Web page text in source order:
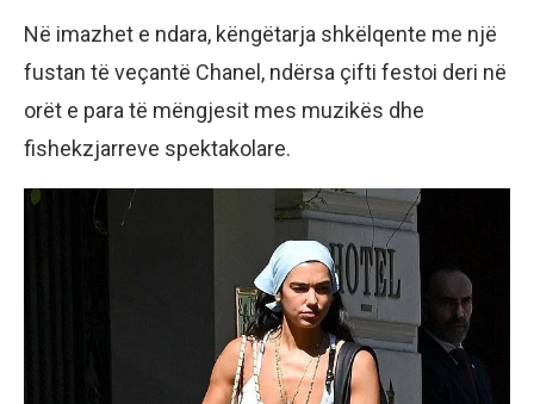
Në imazhet e ndara, këngëtarja shkëlqente me një
fustan të veçantë Chanel, ndërsa çifti festoi deri në
orët e para të mëngjesit mes muzikës dhe
fishekzjarreve spektakolare.